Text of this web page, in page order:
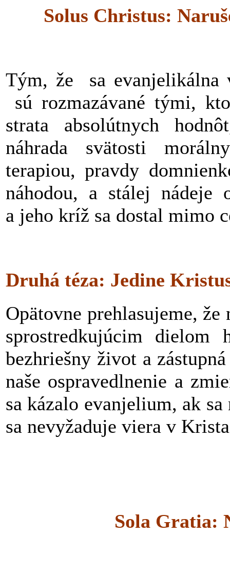
Solus Christus:
Tým, že sa evanjelikálna
sú rozmazávané tými,
strata absolútnych
náhrada svätosti
terapiou, pravdy
náhodou, a stálej nádeje
a jeho kríž sa dostal mimo
Druhá téza: Jedine
Opätovne prehlasujeme, že
sprostredkujúcim dielom
bezhriešny život a
naše ospravedlnenie a
sa kázalo evanjelium, ak
sa nevyžaduje viera v
Sola Gratia: